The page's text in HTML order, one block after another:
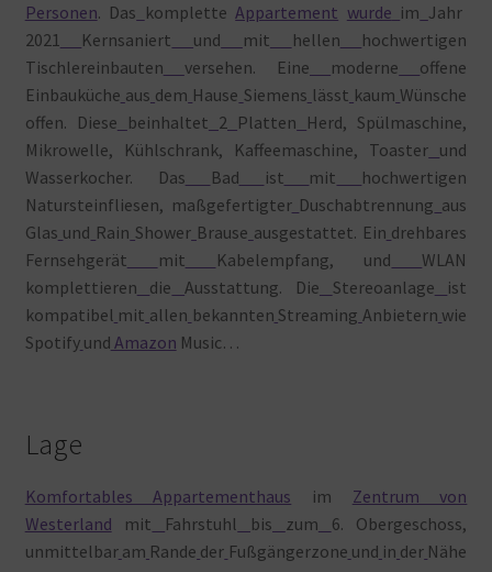
Personen. Das kompletteAppartement wurde im Jahr
2021
Kernsaniert und mit hellen
hochwertigen
Tischlereinbauten
versehen. Eine moderne
offene
Einbauküche aus dem Hause Siemens lässt kaum Wünsche
offen. Diese beinhaltet 2 Platten Herd, Spülmaschine,
Mikrowelle, Kühlschrank, Kaffeemaschine, Toaster und
Wasserkocher. Das
Bad ist mit
hochwertigen
Natursteinfliesen, maßgefertigter Duschabtrennung aus
Glas und Rain Shower Brause ausgestattet. Ein drehbares
Fernsehgerät
mit Kabelempfang, und
WLAN
komplettieren
die Ausstattung. Die Stereoanlage
ist
kompatibel mit allen bekannten Streaming Anbietern wie
Spotify und Amazon Music…
Lage
Komfortables Appartementhaus im Zentrum von
Westerland mit Fahrstuhl bis zum
6. Obergeschoss,
unmittelbar am Rande der Fußgängerzone und in der Nähe